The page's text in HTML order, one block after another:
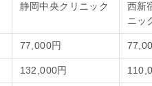
静岡中央クリニック
西新
ニッ
77,000円
132,000円